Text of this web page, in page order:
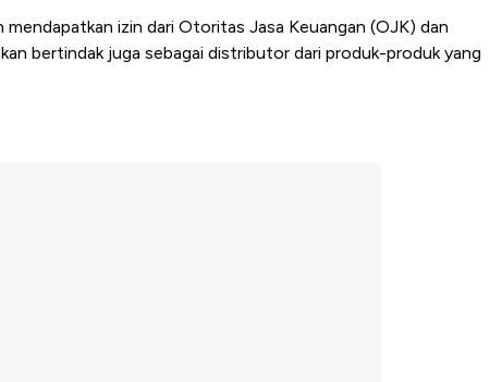
izin dari Otoritas Jasa Keuangan (OJK) dan
bertindak juga sebagai distributor dari produk-produk yang